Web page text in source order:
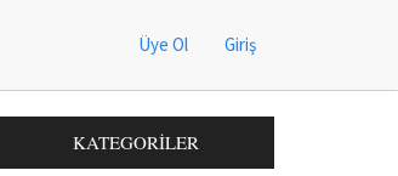
Üye Ol Giriş
KATEGORİLER